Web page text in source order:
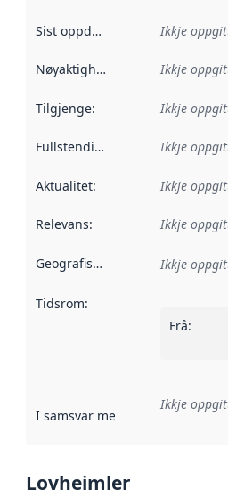
Sist oppdatert Ikkje
Nøyaktigheit Ikkje
Tilgjenge: Ikkje
Fullstendigheit Ikkje
Aktualitet: Ikkje
Relevans: Ikkje
Geografisk område Ikkje
Tidsrom:
Frå:
I samsvar med Referanse til
Ikkje
Lovheimler